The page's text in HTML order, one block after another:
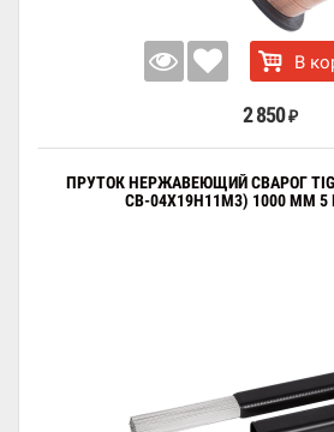
В
2 850 ₽
ПРУТОК НЕРЖАВЕЮЩИЙ СВАРОГ TIG
СВ-04Х19Н11М3) 1000 ММ 5